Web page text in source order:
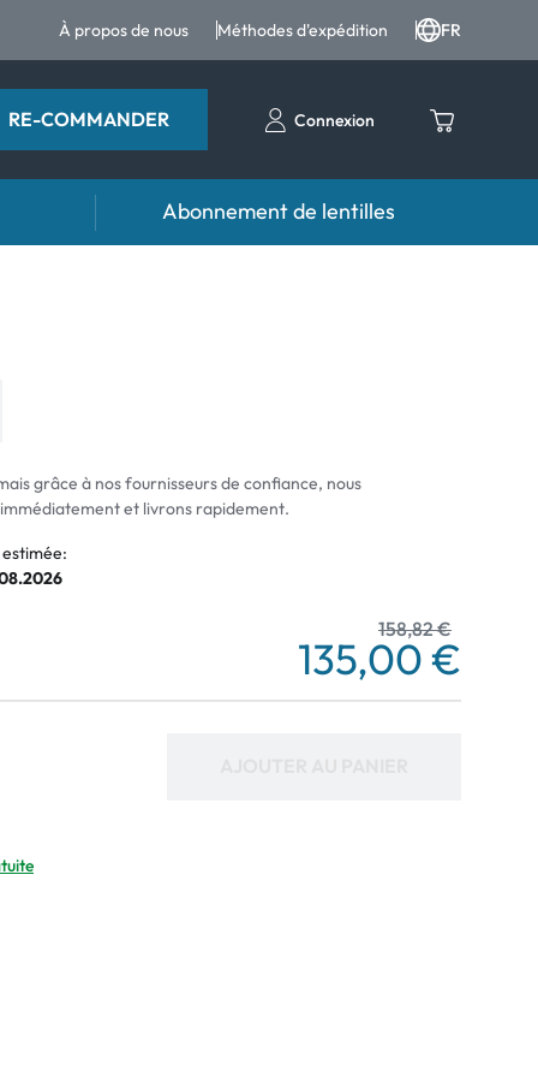
À propos de nous Méthodes d'expédition FR
RE-COMMANDER Connexion
Abonnement de lentilles
grâce à nos fournisseurs de confiance, nous
et livrons rapidement.
158,82 €
135,00 €